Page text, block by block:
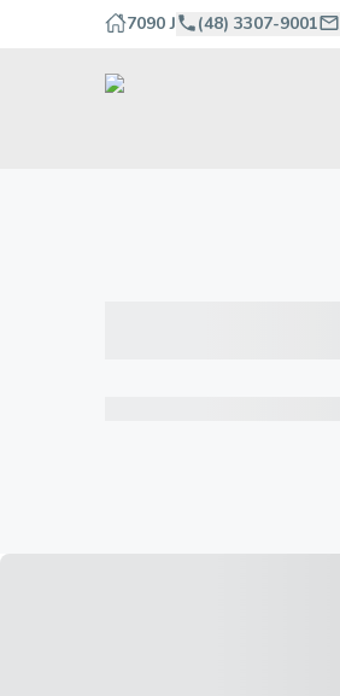
7090 J (48) 3307-9001